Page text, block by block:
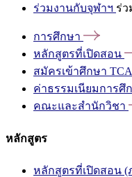
ร่วมงานกับจุฬาฯ ร่ว
การศึกษา
หลักสูตรที่เปิดสอน
สมัครเข้าศึกษา
ค่าธรรมเนียมการศึ
คณะและสำนักวิชา
หลักสูตร
หลักสูตรที่เปิดสอน (